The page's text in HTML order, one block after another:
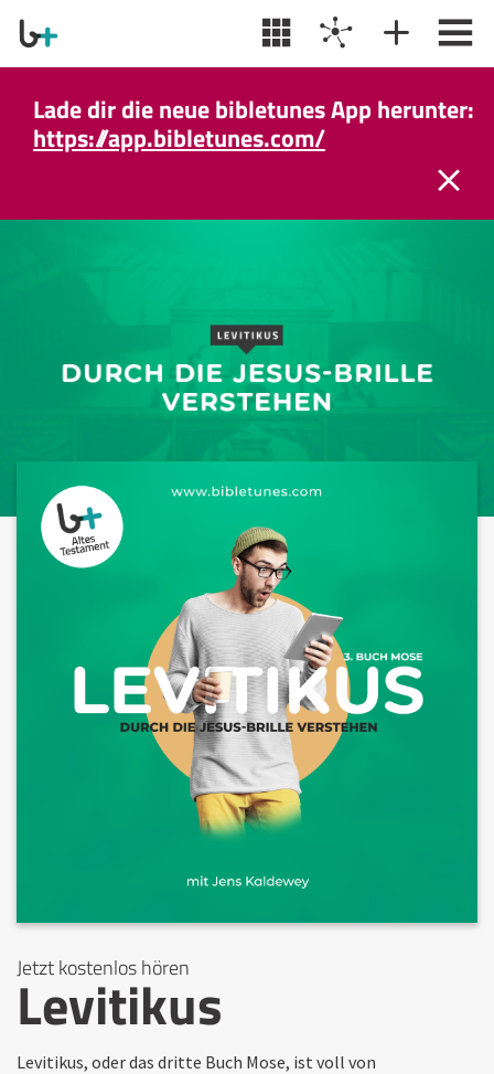
Lade dir die neue bibletunes App herunter:
https://app.bibletunes.com/
Jetzt kostenlos hören
Levitikus
Levitikus, oder das dritte Buch Mose, ist voll von